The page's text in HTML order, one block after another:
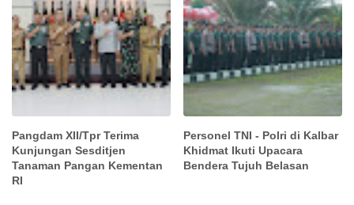
Pangdam XII/Tpr Terima
Kunjungan Sesditjen
Tanaman Pangan Kementan
RI
Personel TNI - Polri di Kalbar
Khidmat Ikuti Upacara
Bendera Tujuh Belasan